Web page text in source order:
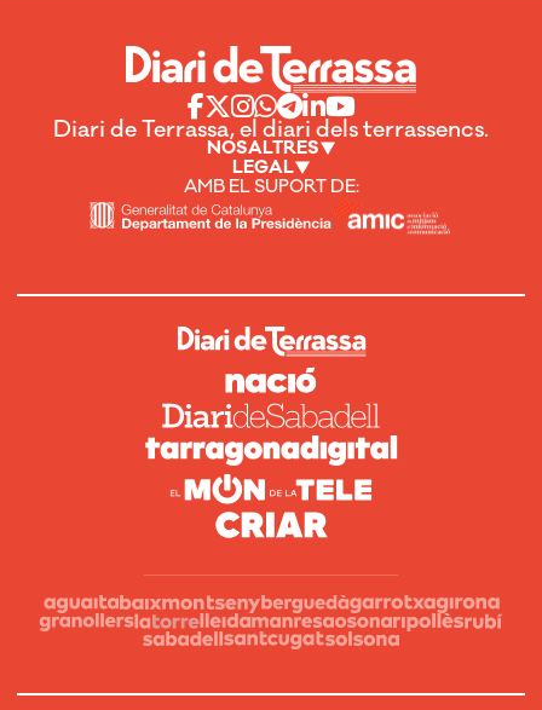
Diari de Terrassa, el diari dels terrassencs.
NOSALTRES
LEGAL
AMB EL SUPORT DE: